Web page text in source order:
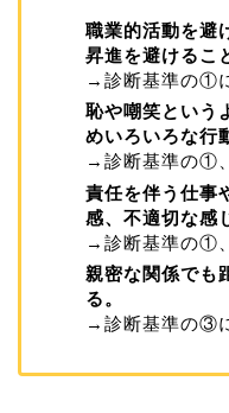
職業的活動を避
昇進を避けるこ
→診断基準の①
恥や嘲笑という
めいろいろな行
→診断基準の①
責任を伴う仕事
感、不適切な感
→診断基準の①
親密な関係でも
る。
→診断基準の③